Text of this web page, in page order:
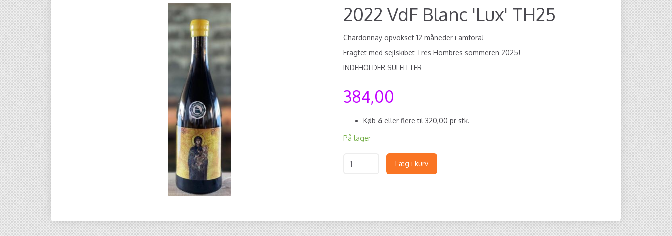
2022 VdF Blanc 'Lux' TH25
Chardonnay opvokset 12 måneder i amfora!
Fragtet med sejlskibet Tres Hombres sommeren 2025!
INDEHOLDER SULFITTER
384,00
Køb 6 eller flere til 320,00 pr stk.
På lager
Læg i kurv